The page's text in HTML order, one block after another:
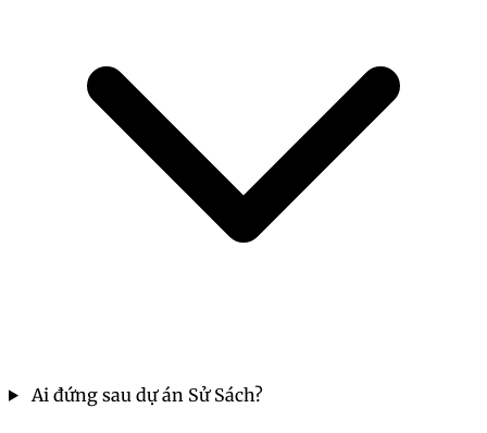
Ai đứng sau dự án Sử Sách?